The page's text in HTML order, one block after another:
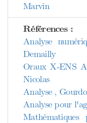
Marvin
Références :
Analyse
Demailly
Oraux X-ENS
Nicolas
Analyse ,
Analyse pour